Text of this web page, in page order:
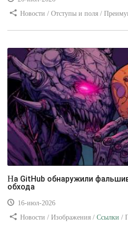
Новости / Отступы и поля /
На GitHub обнаружили фальшивые утилиты для
обхода
16-июл-2026
Новости / Изображения / Ссылки /